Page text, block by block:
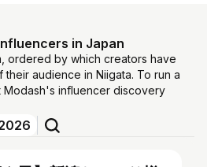
in Japan
ordered by which creators have
audience in Niigata. To run a
Modash's influencer discovery